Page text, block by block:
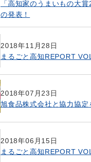
「高知家のうまいもの大
の発表！
2018年11月28日
まるごと高知REPORT
2018年07月23日
旭食品株式会社と協力協定
2018年06月15日
まるごと高知REPORT